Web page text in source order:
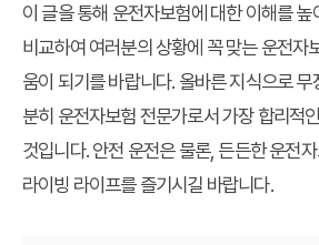
이 글을 통해 운전자보험에 대한 이해를
비교하여 여러분의 상황에 꼭 맞는 운전자
움이 되기를 바랍니다. 올바른 지식으로
분히 운전자보험 전문가로서 가장 합리적
것입니다. 안전 운전은 물론, 든든한 운전
라이빙 라이프를 즐기시길 바랍니다.